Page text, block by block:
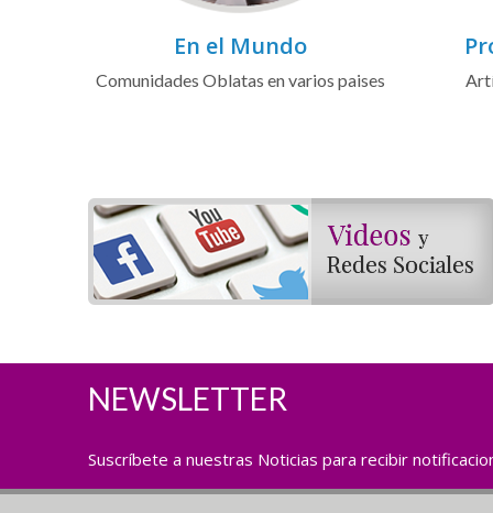
En el Mundo
Comunidades Oblatas en varios paises
NEWSLETTER
Suscríbete a nuestras Noticias para recibir